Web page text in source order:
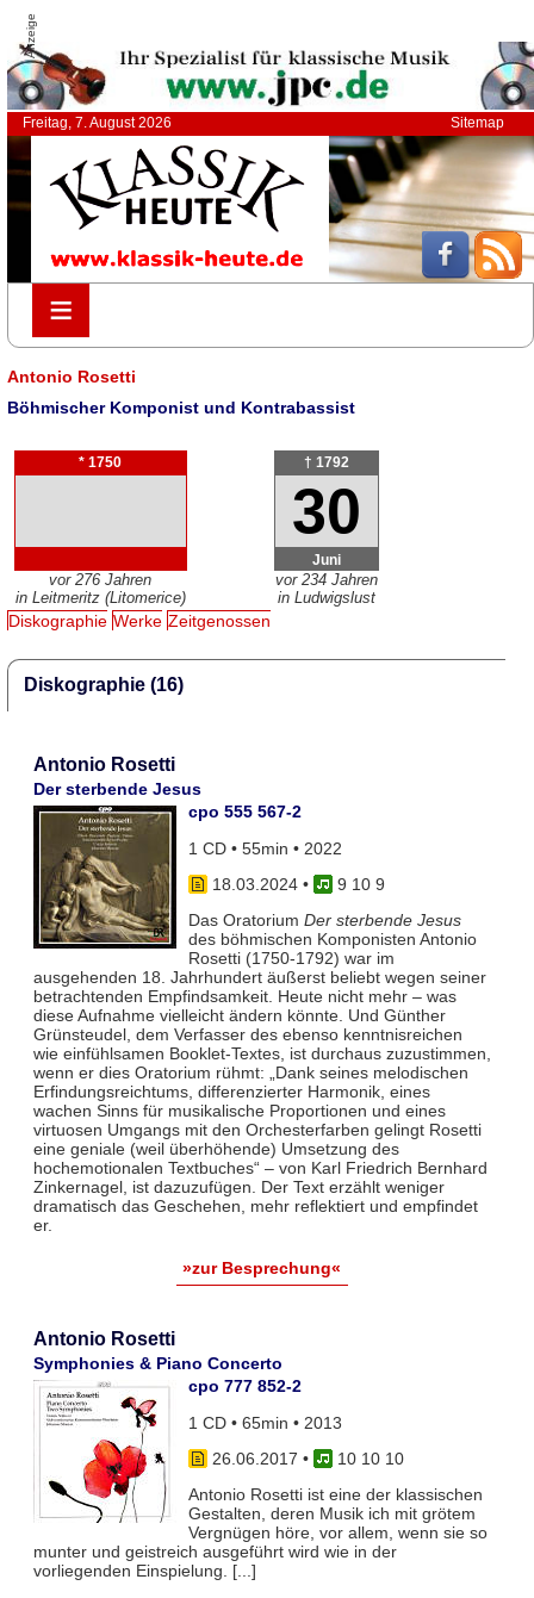
Anzeige
Freitag, 7. August 2026 Sitemap
≡
≡
Antonio Rosetti
Böhmischer Komponist und Kontrabassist
* 1750
vor 276 Jahren
in Leitmeritz (Litomerice)
† 1792
30
Juni
vor 234 Jahren
in Ludwigslust
Diskographie Werke Zeitgenossen
Diskographie (16)
Antonio Rosetti
Der sterbende Jesus
cpo 555 567-2
1 CD • 55min • 2022
18.03.2024•
9 10 9
Das Oratorium Der sterbende Jesus
des böhmischen Komponisten Antonio
Rosetti (1750-1792) war im
ausgehenden 18. Jahrhundert äußerst beliebt wegen seiner
betrachtenden Empfindsamkeit. Heute nicht mehr – was
diese Aufnahme vielleicht ändern könnte. Und Günther
Grünsteudel, dem Verfasser des ebenso kenntnisreichen
wie einfühlsamen Booklet-Textes, ist durchaus zuzustimmen,
wenn er dies Oratorium rühmt: „Dank seines melodischen
Erfindungsreichtums, differenzierter Harmonik, eines
wachen Sinns für musikalische Proportionen und eines
virtuosen Umgangs mit den Orchesterfarben gelingt Rosetti
eine geniale (weil überhöhende) Umsetzung des
hochemotionalen Textbuches“ – von Karl Friedrich Bernhard
Zinkernagel, ist dazuzufügen. Der Text erzählt weniger
dramatisch das Geschehen, mehr reflektiert und empfindet
er.
»zur Besprechung«
Antonio Rosetti
Symphonies & Piano Concerto
cpo 777 852-2
1 CD • 65min • 2013
26.06.2017 •
10 10 10
Antonio Rosetti ist eine der klassischen
Gestalten, deren Musik ich mit grötem
Vergnügen höre, vor allem, wenn sie so
munter und geistreich ausgeführt wird wie in der
vorliegenden Einspielung. [...]